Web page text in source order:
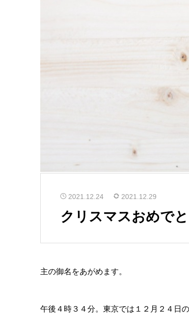
2021.12.24 2021.12.29
クリスマスおめで
主の御名をあがめます。
午後４時３４分。東京では１２月２４日